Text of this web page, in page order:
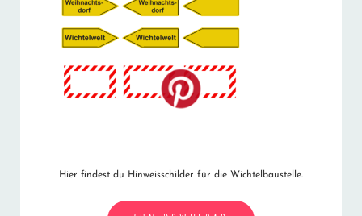
Hier findest du Hinweisschilder für die Wichtelbaustelle.